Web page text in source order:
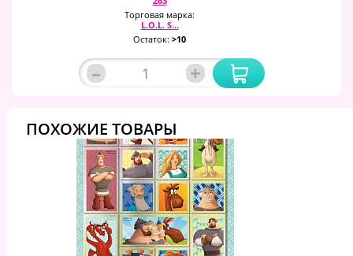
Торговая марка:
L.O.L. S...
Остаток: >10
– +
ПОХОЖИЕ ТОВАРЫ